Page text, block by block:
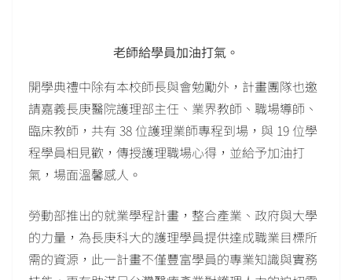
老師給學員加油打氣。
開學典禮中除有本校師長與會勉勵外，計畫團隊也邀
請嘉義長庚醫院護理部主任、業界教師、職場導師、
臨床教師，共有 38 位護理業師專程到場，與 19 位學
程學員相見歡，傳授護理職場心得，並給予加油打
氣，場面溫馨感人。
勞動部推出的就業學程計畫，整合產業、政府與大學
的力量，為長庚科大的護理學員提供達成職業目標所
需的資源，此一計畫不僅豐富學員的專業知識與實務